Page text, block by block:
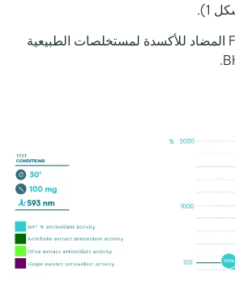
نشاط FRAP المضاد للأكسدة لمستخلصات الطبيعية